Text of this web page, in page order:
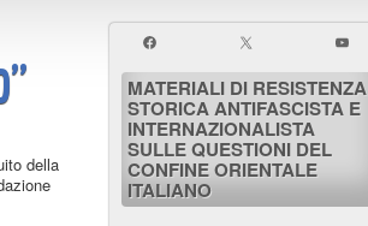
della
MATERIALI DI RESISTENZA
STORICA ANTIFASCISTA E
INTERNAZIONALISTA
SULLE QUESTIONI DEL
CONFINE ORIENTALE
ITALIANO